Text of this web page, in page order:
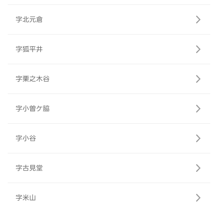
字北元倉
字狐平井
字栗之木谷
字小曽ケ脇
字小谷
字古見堂
字米山